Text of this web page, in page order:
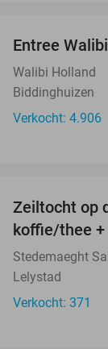
Entree
Walibi Holland
Biddinghuizen
Verkocht: 4.906
Zeiltocht op
koffie/thee +
Stedemaeght
Lelystad
Verkocht: 371